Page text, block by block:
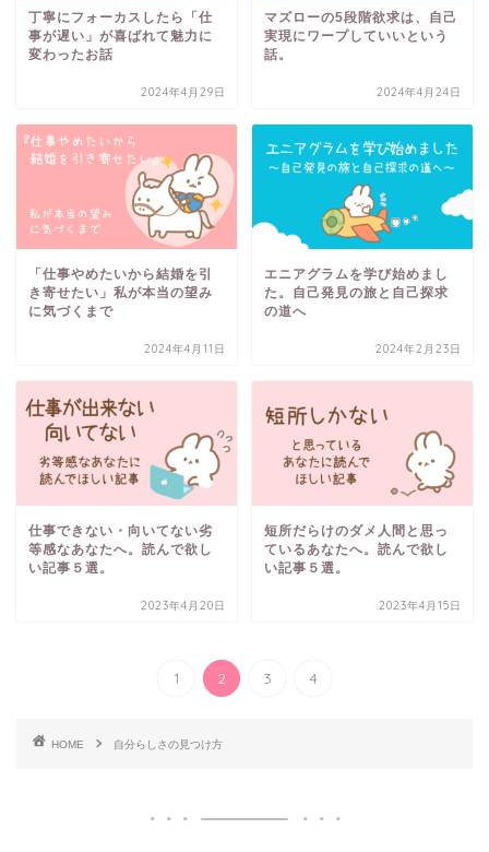
丁寧にフォーカスしたら「仕
事が遅い」が喜ばれて魅力に
変わったお話
2024年4月29日
マズローの5段階欲求は、自己
実現にワープしていいという
話。
2024年4月24日
「仕事やめたいから結婚を引
き寄せたい」私が本当の望み
に気づくまで
2024年4月11日
エニアグラムを学び始めまし
た。自己発見の旅と自己探求
の道へ
2024年2月23日
仕事できない・向いてない劣
等感なあなたへ。読んで欲し
い記事５選。
2023年4月20日
短所だらけのダメ人間と思っ
ているあなたへ。読んで欲し
い記事５選。
2023年4月15日
1 2 3 4
HOME 自分らしさの見つけ方